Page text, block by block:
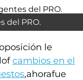
del PRO.
le
cambios en el
,ahorafue